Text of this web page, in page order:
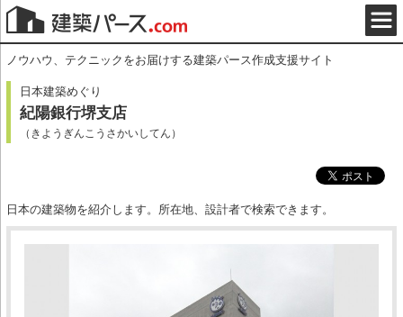
ノウハウ、テクニックをお届けする建築パース作成支援サイト
日本建築めぐり
紀陽銀行堺支店
（きようぎんこうさかいしてん）
日本の建築物を紹介します。所在地、設計者で検索できます。